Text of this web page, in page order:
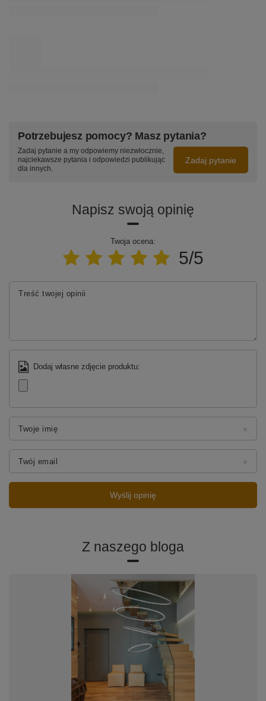
Potrzebujesz pomocy? Masz pytania?
Zadaj pytanie a my odpowiemy niezwłocznie,
najciekawsze pytania i odpowiedzi publikując
dla innych.
Zadaj pytanie
Napisz swoją opinię
Twoja ocena:
5/5
Treść twojej opinii
Dodaj własne zdjęcie produktu:
Twoje imię
Twój email
Wyślij opinię
Z naszego bloga